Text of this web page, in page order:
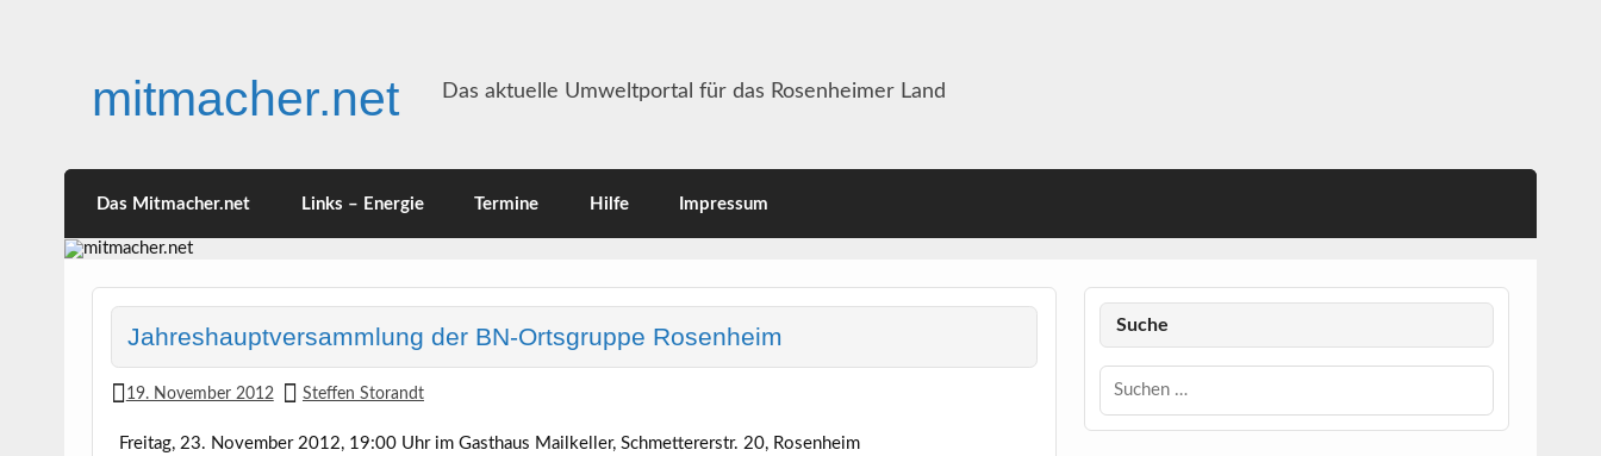
mitmacher.net Das aktuelle Umweltportal für das Rosenheimer Land
Das Mitmacher.net Links – Energie Termine Hilfe Impressum
Jahreshauptversammlung der BN-Ortsgruppe Rosenheim
19. November 2012 Steffen Storandt
Freitag, 23. November 2012, 19:00 Uhr im Gasthaus Mailkeller, Schmettererstr. 20, Rosenheim
Suche